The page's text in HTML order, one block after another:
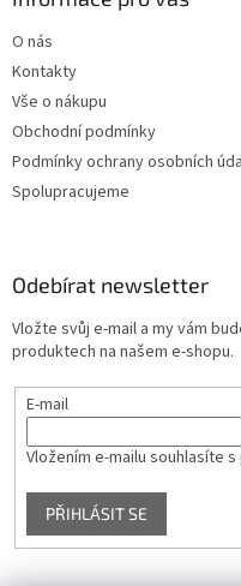
O nás
Kontakty
Vše o nákupu
Obchodní podmínky
Podmínky ochrany osobních
Spolupracujeme
Odebírat newsletter
Vložte svůj e-mail a my vám
produktech na našem e-shopu.
E-mail
Vložením e-mailu souhlasíte s
PŘIHLÁSIT SE